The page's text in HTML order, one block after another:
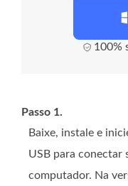
100%
Passo 1.
Baixe, instale e
USB para conectar
computador. Na